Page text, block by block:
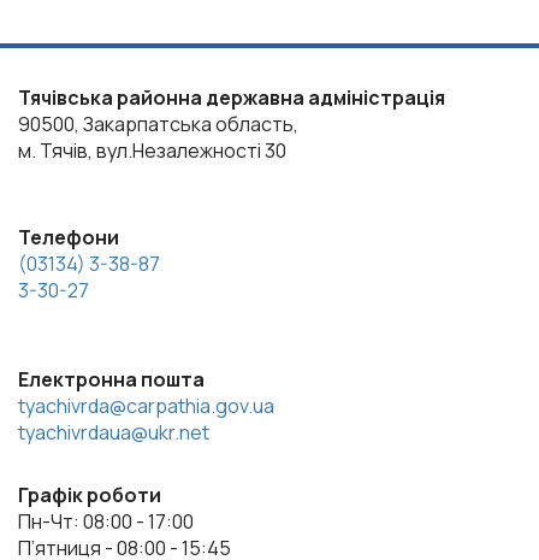
Тячівська районна державна адміністрація
90500, Закарпатська область,
м. Тячів, вул.Незалежності 30
Телефони
(03134) 3-38-87
3-30-27
Електронна пошта
tyachivrda@carpathia.gov.ua
tyachivrdaua@ukr.net
Графік роботи
Пн-Чт: 08:00 - 17:00
П’ятниця - 08:00 - 15:45